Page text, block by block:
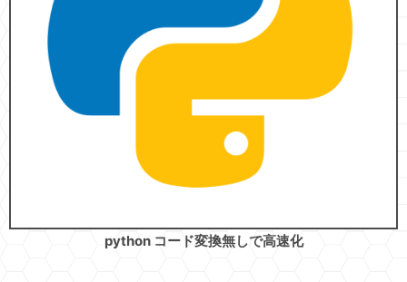
python コード変換無しで高速化